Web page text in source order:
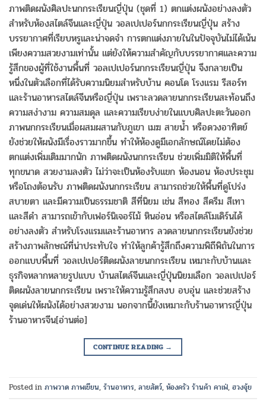
ภาพติดผนังศิลปะนกกระเรียนญี่ปุ่น (ชุดที่ 1) ตกแต่งผนังอย่างลงตัว
สำหรับห้องสไตล์จีนและญี่ปุ่น วอลเปเปอร์นกกระเรียนญี่ปุ่น สร้าง
บรรยากาศที่เรียบหรูและน่าจดจำ การตกแต่งภายในในปัจจุบันไม่ได้เน้น
เพียงความสวยงามเท่านั้น แต่ยังให้ความสำคัญกับบรรยากาศและความ
รู้สึกของผู้ที่ใช้งานพื้นที่ วอลเปเปอร์นกกระเรียนญี่ปุ่น จึงกลายเป็น
หนึ่งในตัวเลือกที่ได้รับความนิยมสำหรับบ้าน คอนโด โรงแรม รีสอร์ท
และร้านอาหารสไตล์จีนหรือญี่ปุ่น เพราะลวดลายนกกระเรียนสะท้อนถึง
ความสง่างาม ความสมดุล และความเรียบง่ายในแบบศิลปะตะวันออก
ภาพนกกระเรียนเมื่อผสมผสานกับภูเขา เมฆ สายน้ำ หรือดวงอาทิตย์
ยังช่วยให้ผนังมีเรื่องราวมากขึ้น ทำให้ห้องดูมีเอกลักษณ์โดยไม่ต้อง
ตกแต่งเพิ่มเติมมากนัก ภาพติดผนังนกกระเรียน ช่วยเพิ่มมิติให้พื้นที่
ทุกขนาด สวยงามลงตัว ไม่ว่าจะเป็นห้องรับแขก ห้องนอน ห้องประชุม
หรือโถงต้อนรับ ภาพติดผนังนกกระเรียน สามารถช่วยให้พื้นที่ดูโปร่ง
สบายตา และมีความเป็นธรรมชาติ สีที่นิยม เช่น สีทอง สีครีม สีเทา
และสีดำ สามารถเข้ากับเฟอร์นิเจอร์ไม้ หินอ่อน หรือสไตล์โมเดิร์นได้
อย่างลงตัว สำหรับโรงแรมและร้านอาหาร ลวดลายนกกระเรียนยังช่วย
สร้างภาพลักษณ์ที่น่าประทับใจ ทำให้ลูกค้ารู้สึกถึงความพิถีพิถันในการ
ออกแบบพื้นที่ วอลเปเปอร์ติดผนังลายนกกระเรียน เหมาะกับบ้านและ
ธุรกิจหลากหลายรูปแบบ บ้านสไตล์จีนและญี่ปุ่นนิยมเลือก วอลเปเปอร์
ติดผนังลายนกกระเรียน เพราะให้ความรู้สึกสงบ อบอุ่น และช่วยสร้าง
จุดเด่นให้ผนังได้อย่างสวยงาม นอกจากนี้ยังเหมาะกับร้านอาหารญี่ปุ่น
ร้านอาหารจีน[อ่านต่อ]
CONTINUE READING →
Posted in ภาพวาด ภาพเขียน, ร้านอาหาร, ลายสัตว์, ห้องครัว ร้านค้า คาเฟ่, ฮวงจุ้ย